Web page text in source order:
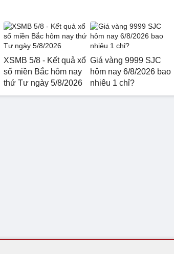
XSMB 5/8 - Kết quả xổ
số miền Bắc hôm nay
thứ Tư ngày 5/8/2026
Giá vàng 9999 SJC
hôm nay 6/8/2026 bao
nhiêu 1 chỉ?